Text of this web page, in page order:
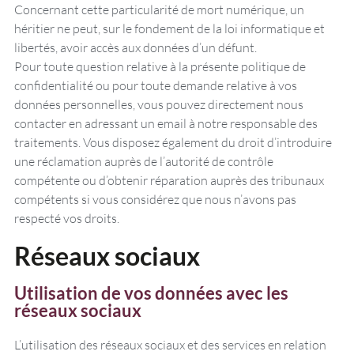
Concernant cette particularité de mort numérique, un
héritier ne peut, sur le fondement de la loi informatique et
libertés, avoir accès aux données d’un défunt.
Pour toute question relative à la présente politique de
confidentialité ou pour toute demande relative à vos
données personnelles, vous pouvez directement nous
contacter en adressant un email à notre responsable des
traitements. Vous disposez également du droit d’introduire
une réclamation auprès de l’autorité de contrôle
compétente ou d’obtenir réparation auprès des tribunaux
compétents si vous considérez que nous n’avons pas
respecté vos droits.
Réseaux sociaux
Utilisation de vos données avec les
réseaux sociaux
L’utilisation des réseaux sociaux et des services en relation